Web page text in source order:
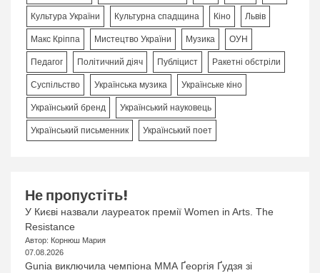
Культура України Культурна спадщина Кіно Львів
Макс Кріппа Мистецтво України Музика ОУН
Педагог Політичний діяч Публіцист Ракетні обстріли
Суспільство Українська музика Українське кіно
Український бренд Український науковець
Український письменник Український поет
Не пропустіть!
У Києві назвали лауреаток премії Women in Arts. The
Resistance
Автор: Корнюш Мария
07.08.2026
Gunia виключила чемпіона ММА Ґеоргія Ґудзя зі